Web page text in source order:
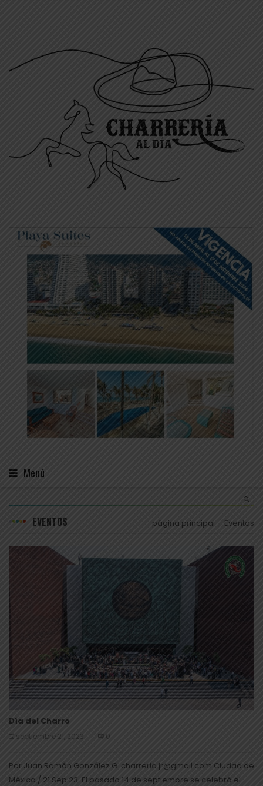
Menú
EVENTOS página principal Eventos
Día del Charro
septiembre 21, 2023 0
Por Juan Ramón González G. charreria.jr@gmail.com Ciudad de
México / 21 Sep 23. El pasado 14 de septiembre se celebró el